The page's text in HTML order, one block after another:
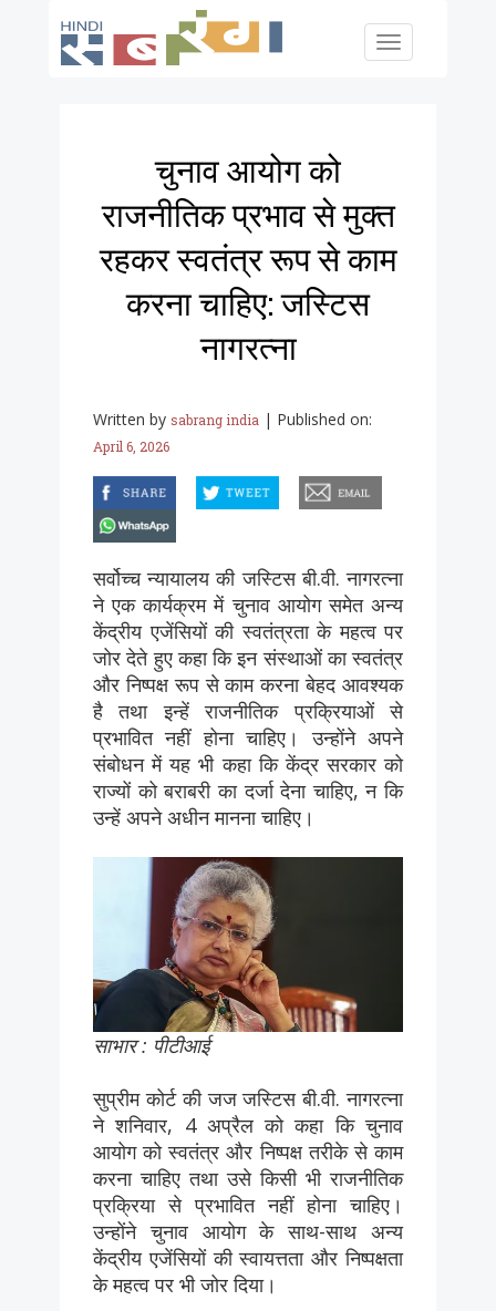
Toggle
चुनाव आयोग को
राजनीतिक प्रभाव से मुक्त
रहकर स्वतंत्र रूप से काम
करना चाहिए: जस्टिस
नागरत्ना
Written by sabrang india | Published on:
April 6, 2026
सर्वोच्च न्यायालय की जस्टिस बी.वी. नागरत्ना
ने एक कार्यक्रम में चुनाव आयोग समेत अन्य
केंद्रीय एजेंसियों की स्वतंत्रता के महत्व पर
जोर देते हुए कहा कि इन संस्थाओं का स्वतंत्र
और निष्पक्ष रूप से काम करना बेहद आवश्यक
है तथा इन्हें राजनीतिक प्रक्रियाओं से
प्रभावित नहीं होना चाहिए। उन्होंने अपने
संबोधन में यह भी कहा कि केंद्र सरकार को
राज्यों को बराबरी का दर्जा देना चाहिए, न कि
उन्हें अपने अधीन मानना चाहिए।
साभार : पीटीआई
सुप्रीम कोर्ट की जज जस्टिस बी.वी. नागरत्ना
ने शनिवार, 4 अप्रैल को कहा कि चुनाव
आयोग को स्वतंत्र और निष्पक्ष तरीके से काम
करना चाहिए तथा उसे किसी भी राजनीतिक
प्रक्रिया से प्रभावित नहीं होना चाहिए।
उन्होंने चुनाव आयोग के साथ-साथ अन्य
केंद्रीय एजेंसियों की स्वायत्तता और निष्पक्षता
के महत्व पर भी जोर दिया।